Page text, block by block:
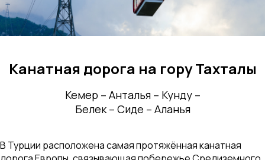
Канатная дорога на гору Тахталы
Кемер – Анталья – Кунду –
Белек – Сиде – Аланья
В Турции расположена самая протяжённая канатная